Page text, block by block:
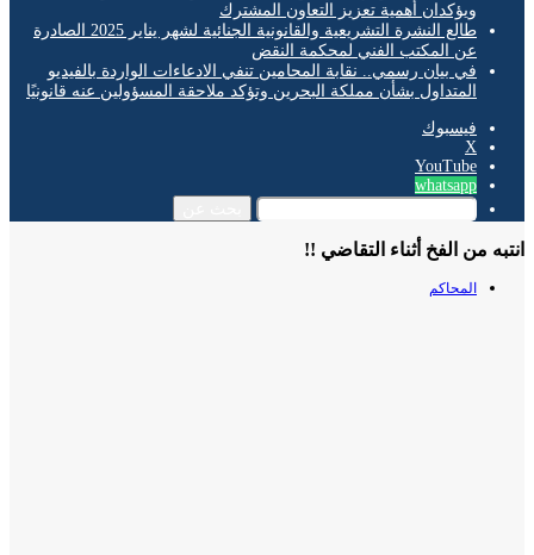
ويؤكدان أهمية تعزيز التعاون المشترك
طالع النشرة التشريعية والقانونية الجنائية لشهر يناير 2025 الصادرة
عن المكتب الفني لمحكمة النقض
في بيان رسمي.. نقابة المحامين تنفي الادعاءات الواردة بالفيديو
المتداول بشأن مملكة البحرين وتؤكد ملاحقة المسؤولين عنه قانونيًا
فيسبوك
‫YouTube
whatsapp
من الفخ أثناء التقاضي !!
المحاكم